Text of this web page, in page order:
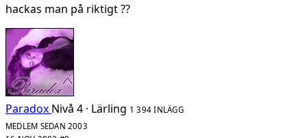
hackas man på riktigt ??
Paradox Nivå 4 · Lärling 1 394 INLÄGG
MEDLEM SEDAN 2003